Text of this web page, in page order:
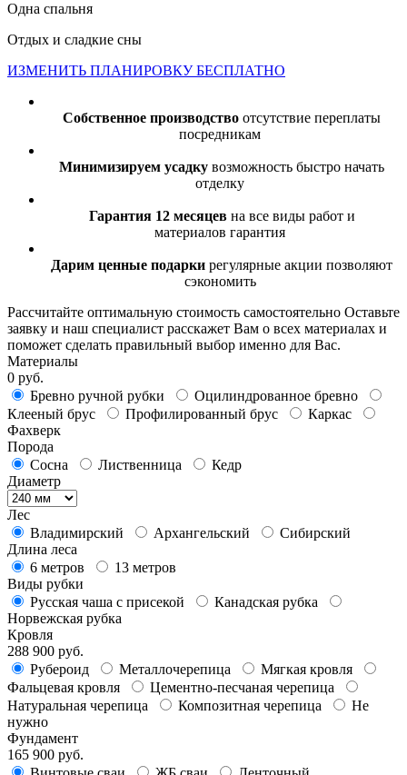
Одна спальня
Отдых и сладкие сны
ИЗМЕНИТЬ ПЛАНИРОВКУ БЕСПЛАТНО
Собственное производство отсутствие переплаты
посредникам
Минимизируем усадку возможность быстро начать
отделку
Гарантия 12 месяцев на все виды работ и
материалов гарантия
Дарим ценные подарки регулярные акции позволяют
сэкономить
Рассчитайте оптимальную стоимость самостоятельно Оставьте
заявку и наш специалист расскажет Вам о всех материалах и
поможет сделать правильный выбор именно для Вас.
Материалы
0 руб.
Бревно ручной рубки
Оцилиндрованное бревно
Клееный брус
Профилированный брус
Каркас
Фахверк
Порода
Сосна
Лиственница
Кедр
Диаметр
Лес
Владимирский
Архангельский
Сибирский
Длина леса
6 метров
13 метров
Виды рубки
Русская чаша с присекой
Канадская рубка
Норвежская рубка
Кровля
288 900 руб.
Рубероид
Металлочерепица
Мягкая кровля
Фальцевая кровля
Цементно-песчаная черепица
Натуральная черепица
Композитная черепица
Не
нужно
Фундамент
165 900 руб.